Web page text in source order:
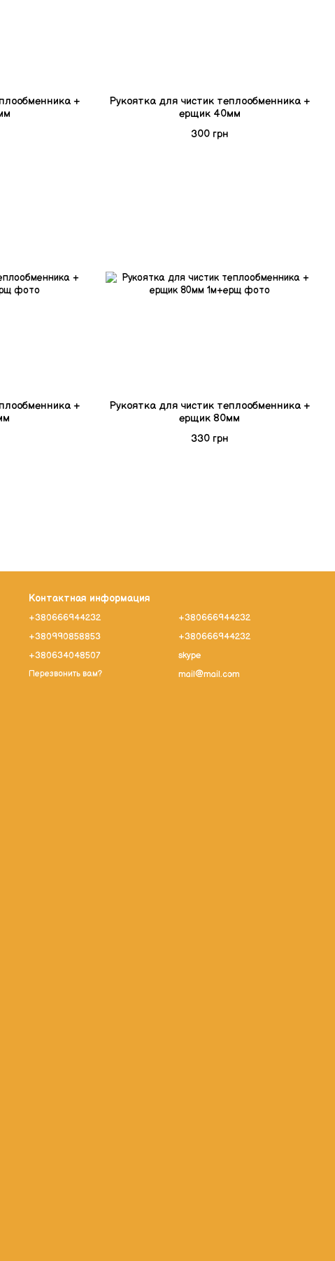
+
Рукоятка для чистик теплообменника +
ерщик 40мм
300 грн
+
Рукоятка для чистик теплообменника +
ерщик 80мм
330 грн
Контактная информация
+380666944232
+380990858853
+380634048507
Перезвонить вам?
+380666944232
+380666944232
skype
mail@mail.com